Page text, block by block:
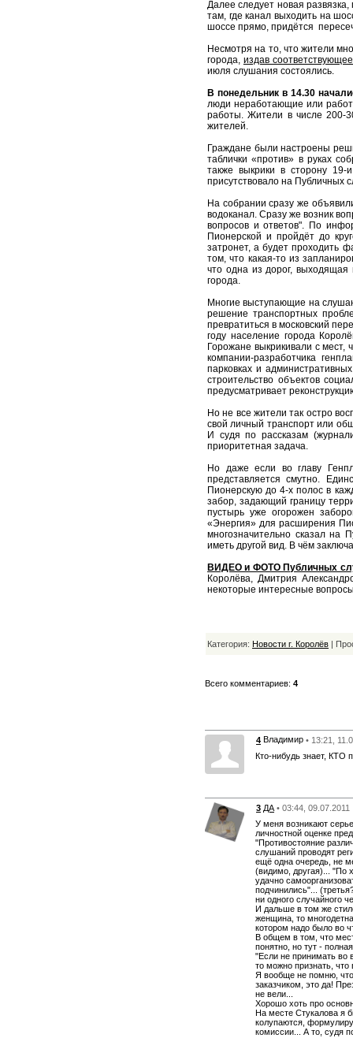
Далее следует новая
там, где канал выходить на
шоссе прямо, придётся
Несмотря на то, что жители
города, издав
июля слушания состоялись.
В понедельник в 14.30
люди неработающие или
работы. Жители в числе 200-
жителей.
Граждане были настроены
таблички «против» в руках
также выкрики в сторону
присутствовало на Публичных
На собрании сразу же
водоканал. Сразу же возник
вопросов и ответов". По
Пионерской и пройдёт до
затронет, а будет проходить
том, что какая-то из
что одна из дорог, выходящая
города.
Многие выступающие на
решение транспортных
превратиться в московский
году население города
Горожане выкрикивали с
компании-разработчика
парковках и
строительство объектов
предусматривает
Но не все жители так остро
свой личный транспорт или
И судя по рассказам
приоритетная задача.
Но даже если во главу
представляется смутно.
Пионерскую до 4-х полос в
забор, задающий границу
пустырь уже огорожен
«Энергия» для расширения
многозначительно сказал на
иметь другой вид. В чём
ВИДЕО и ФОТО Публичных
Королёва, Дмитрия
некоторые интересные
Категория: Новости г. Королёв |
Всего комментариев: 4
4 Владимир • 13:21,
Кто-нибудь знает, КТО
3 ДА • 03:44, 09.07.2011
У меня возникают
личностной оценке
"Противостояние
слушаний проводят
ещё одна очередь, не
(видимо, другая)... "По
удачно
подчинились"...
ни одного случайного
И дальше в том же
женщина, то
котором надо было во
В общем в том, что
понятно, но тут -
"Если не принимать во
то можно признать,
Я вообще не помню,
заказчиком, это да!
не вели...
Хорошо хоть про
На месте Стукалова я
колупаются,
комиссии... А то, судя